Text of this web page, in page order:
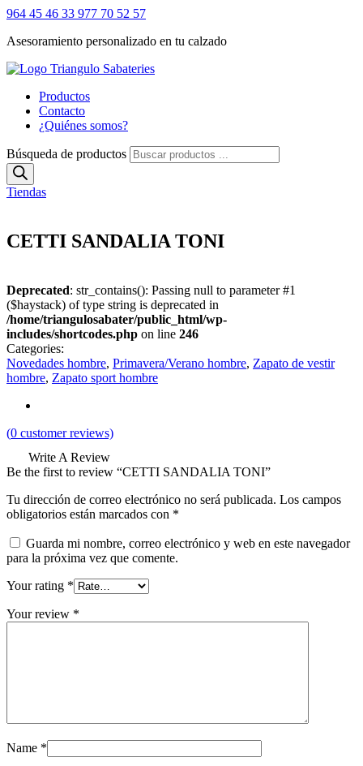
964 45 46 33 977 70 52 57
Asesoramiento personalizado en tu calzado
Productos
Contacto
¿Quiénes somos?
Búsqueda de productos
Tiendas
CETTI SANDALIA TONI
Deprecated: str_contains(): Passing null to parameter #1
($haystack) of type string is deprecated in
/home/triangulosabater/public_html/wp-
includes/shortcodes.php on line 246
Categories:
Novedades hombre, Primavera/Verano hombre, Zapato de vestir
hombre, Zapato sport hombre
(0 customer reviews)
Write A Review
Be the first to review “CETTI SANDALIA TONI”
Tu dirección de correo electrónico no será publicada. Los campos
obligatorios están marcados con *
Guarda mi nombre, correo electrónico y web en este navegador
para la próxima vez que comente.
Your rating *
Your review *
Name *